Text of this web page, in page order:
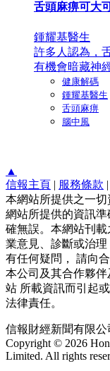
舌頭麻痹可大
鍾耀基醫生
許多人認為，
有機會暗藏神
健康解碼
鍾耀基醫生
舌頭麻痹
腦中風
▲
信報主頁 | 服務條款 |
本網站所提供之一
網站所提供的資訊
確無誤。本網站刊載
業意見、診斷或治
有任何疑問， 請向
本公司及其合作夥
站 所載資訊而引起
法律責任。
信報財經新聞有限公
Copyright © 2026
Limited. All rights